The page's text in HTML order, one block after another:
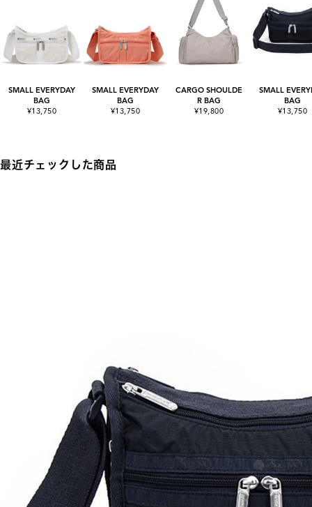
SMALL EVERYDAY
BAG
¥13,750
SMALL EVERYDAY
BAG
¥13,750
CARGO SHOULDE
R BAG
¥19,800
SMALL
BAG
¥13,750
最近チェックした商品